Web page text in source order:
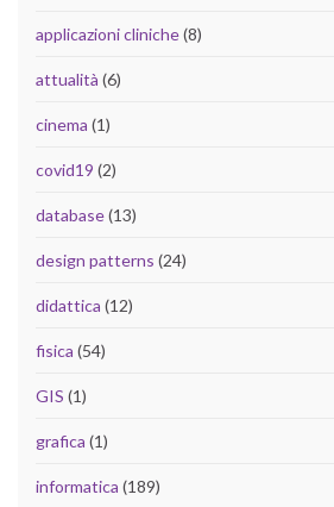
applicazioni cliniche(8)
attualità (6)
cinema (1)
covid19 (2)
database(13)
design patterns (24)
didattica (12)
fisica (54)
GIS (1)
grafica (1)
informatica (189)